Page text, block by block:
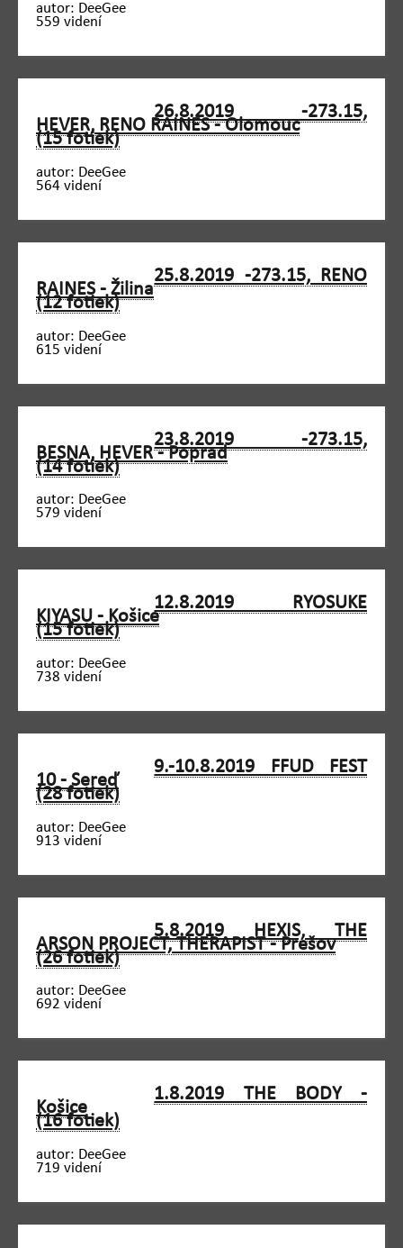
autor: DeeGee
559 videní
26.8.2019 -273.15,
HEVER, RENO RAINES - Olomouc
(15 fotiek)
autor: DeeGee
564 videní
25.8.2019 -273.15, RENO
RAINES - Žilina
(12 fotiek)
autor: DeeGee
615 videní
23.8.2019 -273.15,
BESNA, HEVER - Poprad
(14 fotiek)
autor: DeeGee
579 videní
12.8.2019 RYOSUKE
KIYASU - Košice
(15 fotiek)
autor: DeeGee
738 videní
9.-10.8.2019 FFUD FEST
10 - Sereď
(28 fotiek)
autor: DeeGee
913 videní
5.8.2019 HEXIS, THE
ARSON PROJECT, THERAPIST - Prešov
(26 fotiek)
autor: DeeGee
692 videní
1.8.2019 THE BODY -
Košice
(16 fotiek)
autor: DeeGee
719 videní